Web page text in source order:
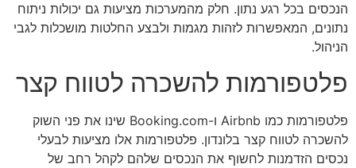
הנכסים בכל רגע נתון. חלק מהמערכות מציעות גם יכולות ניתוח
נתונים, המאפשרות לזהות מגמות ולבצע החלטות מושכלות לגבי
הניהול.
פלטפורמות להשכרה לטווח קצר
פלטפורמות כמו Airbnb ו-Booking.com שינו את פני השוק
להשכרה לטווח קצר בלונדון. פלטפורמות אלו מציעות לבעלי
נכסים הזדמנות לחשוף את הנכסים שלהם לקהל רחב של